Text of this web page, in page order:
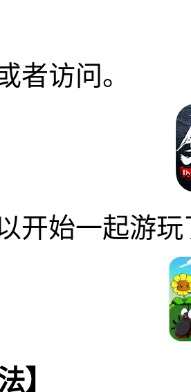
者访问。
开始一起游玩
】